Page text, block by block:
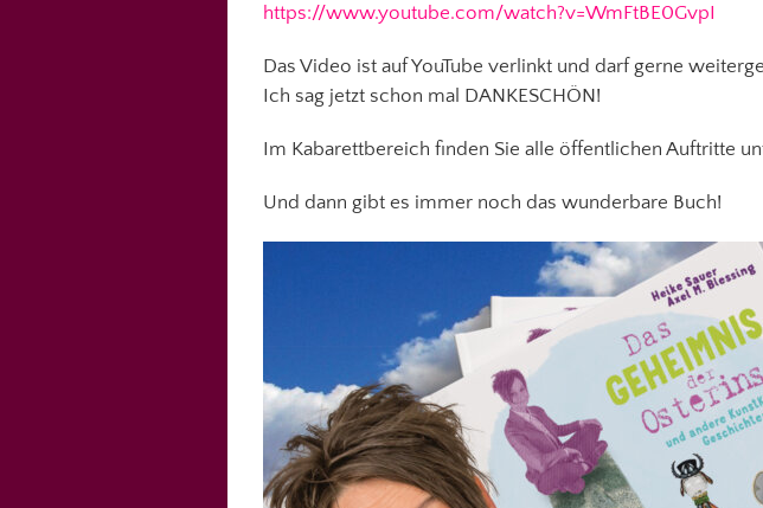
https://www.youtube.com/watch?v=WmFtBE0GvpI
Das Video ist auf YouTube verlinkt und darf gerne
Ich sag jetzt schon mal DANKESCHÖN!
Im Kabarettbereich finden Sie alle öffentlichen Auftritte
Und dann gibt es immer noch das wunderbare Buch!